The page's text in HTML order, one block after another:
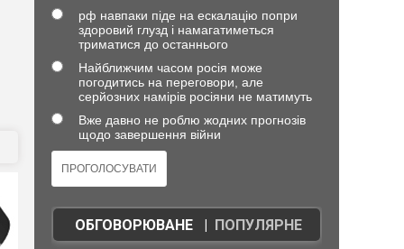
рф навпаки піде на ескалацію попри
здоровий глузд і намагатиметься
триматися до останнього
Найближчим часом росія може
погодитись на переговори, але
серйозних намірів росіяни не матимуть
Вже давно не роблю жодних прогнозів
щодо завершення війни
ОБГОВОРЮВАНЕ| ПОПУЛЯРНЕ